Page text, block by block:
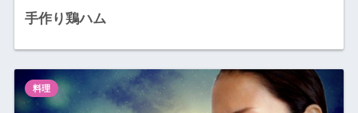
手作り鶏ハム
料理